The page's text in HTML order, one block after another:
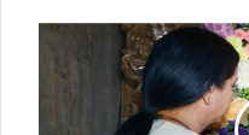
*ಮಲೆ
ಮಹದೇಶ್ವರ
ಬೆಟ್ಟದಲ್ಲಿ